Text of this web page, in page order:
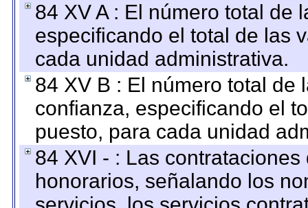
84 XV A : El número total de
especificando el total de las
cada unidad administrativa.
84 XV B : El número total de
confianza, especificando el
puesto, para cada unidad
84 XVI - : Las
honorarios, señalando los